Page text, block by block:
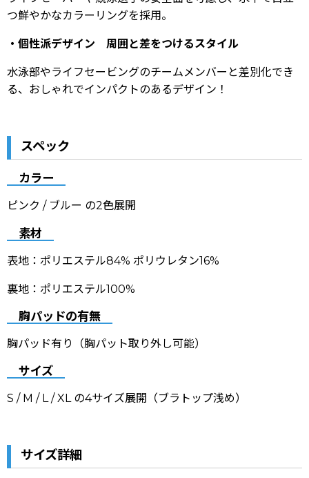
つ鮮やかなカラーリングを採用。
・個性派デザイン 周囲と差をつけるスタイル
水泳部やライフセービングのチームメンバーと差別化でき
る、おしゃれでインパクトのあるデザイン！
スペック
カラー
ピンク / ブルー の2色展開
素材
表地：ポリエステル84% ポリウレタン16%
裏地：ポリエステル100%
胸パッドの有無
胸パッド有り（胸パット取り外し可能）
サイズ
S / M / L / XL の4サイズ展開（ブラトップ浅め）
サイズ詳細